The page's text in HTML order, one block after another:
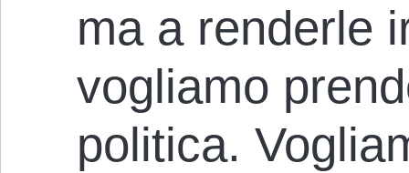
ma a renderle
vogliamo
politica.